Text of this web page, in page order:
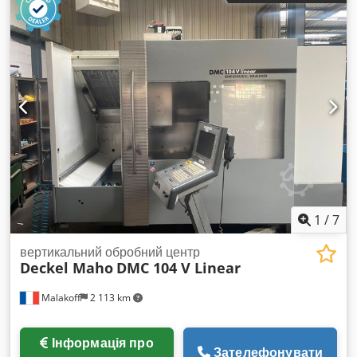
SK40 Кількість осей 3 Переміщення X-вісь 640 мм Y-вісь 600
мм Z-вісь 500 мм Цей тривісний вертикальний обробний
центр DMG DECKEL MAHO DMC 64 V linear виготовлений у
2003 році. Має хід по осі X — 640 мм, по осі Y — 600 мм, по
осі Z — 500 мм, розмір столу — 850 x 600 мм. Оснащений
системою керування Heidenhain iTNC 530, конусом SK40
та магазином інструменту на 30 позицій. Скористайтеся
можливістю придбати вертикальний обробний центр DMG
DECKEL MAHO DMC 64 V linear. Для отримання додаткової
інформації звертайтесь до нас. Типи застосування
Фрезерування
1 /7
Malakoff 2 113 km
вертикальний обробний центр
Deckel Maho DMC 104 V Linear
Зателефонувати